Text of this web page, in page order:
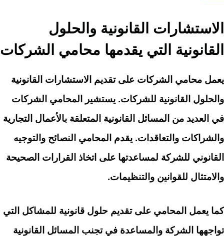
الاستشارات القانونية والحلول
القانونية التي يقدمها محامي الشركات
يعمل محامي الشركات على تقديم الاستشارات القانونية
والحلول القانونية للشركات. يستشير المحامي الشركات
في العديد من المسائل القانونية المتعلقة بالأعمال التجارية
والشراكات والتعاقدات. يقدم المحامي النصائح والتوجيه
القانوني للشركة لمساعدتها على اتخاذ القرارات الصحيحة
والامتثال للقوانين والتنظيمات.
كما يعمل المحامي على تقديم حلول قانونية للمشاكل التي
تواجهها الشركة والمساعدة في تجنب المسائل القانونية